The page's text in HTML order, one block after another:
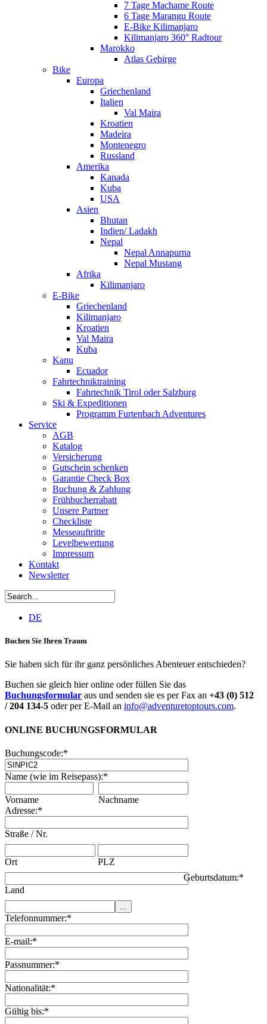
7 Tage Machame Route
6 Tage Marangu Route
E-Bike Kilimanjaro
Kilimanjaro 360° Radtour
Marokko
Atlas Gebirge
Bike
Europa
Griechenland
Italien
Val Maira
Kroatien
Madeira
Montenegro
Russland
Amerika
Kanada
Kuba
USA
Asien
Bhutan
Indien/ Ladakh
Nepal
Nepal Annapurna
Nepal Mustang
Afrika
Kilimanjaro
E-Bike
Griechenland
Kilimanjaro
Kroatien
Val Maira
Kuba
Kanu
Ecuador
Fahrtechniktraining
Fahrtechnik Tirol oder Salzburg
Ski & Expeditionen
Programm Furtenbach Adventures
Service
AGB
Katalog
Versicherung
Gutschein schenken
Garantie Check Box
Buchung & Zahlung
Frühbucherrabatt
Unsere Partner
Checkliste
Messeauftritte
Levelbewertung
Impressum
Kontakt
Newsletter
DE
Buchen Sie Ihren Traum
Sie haben sich für ihr ganz persönliches Abenteuer entschieden?
Buchen sie gleich hier online oder füllen Sie das
Buchungsformular aus und senden sie es per Fax an +43 (0) 512
/ 204 134-5 oder per E-Mail an info@adventuretoptours.com.
ONLINE BUCHUNGSFORMULAR
Buchungscode:*
Name (wie im Reisepass):*
Vorname
Nachname
Adresse:*
Straße / Nr.
Ort PLZ
Land
Geburtsdatum:*
Telefonnummer:*
E-mail:*
Passnummer:*
Nationalität:*
Gültig bis:*